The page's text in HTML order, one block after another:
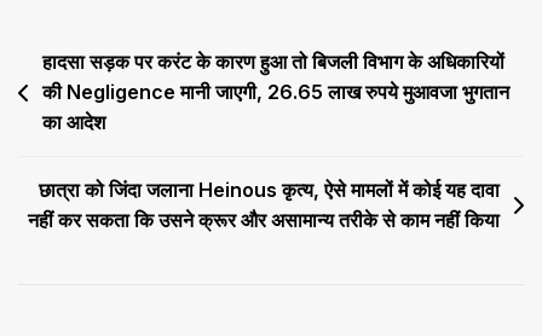
करा
दिया
बैनामा
Post
navigation
हादसा सड़क पर करंट के कारण हुआ तो बि​जली विभाग के अधिकारियों
की Negligence मानी जाएगी, 26.65 लाख रुपये मुआवजा भुगतान
का आदेश
छात्रा को जिंदा जलाना Heinous कृत्य, ऐसे मामलों में कोई यह दावा
नहीं कर सकता कि उसने क्रूर और असामान्य तरीके से काम नहीं किया